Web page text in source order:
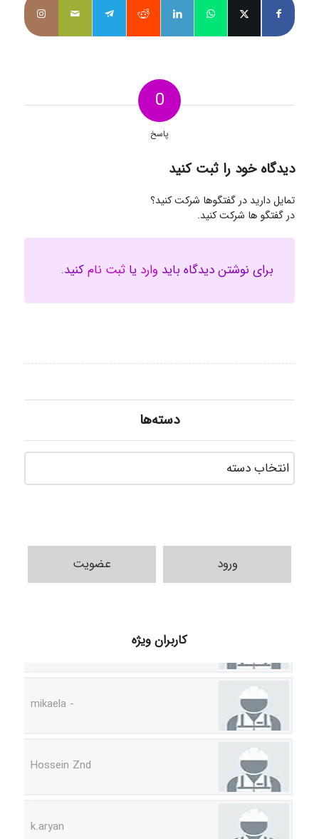
0
پاسخ
دیدگاه خود را ثبت کنید
تمایل دارید در گفتگوها شرکت کنید؟
در گفتگو ها شرکت کنید.
برای نوشتن دیدگاه باید وارد یا ثبت نامکنید.
دسته‌ها
ورود عضویت
کاربران ویژه